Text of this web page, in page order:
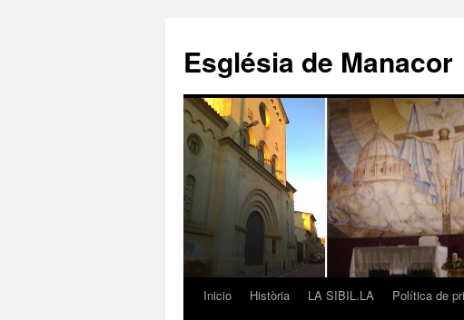
contenido
Església de Manacor
Inicio Història LA SIBIL.LA Política de